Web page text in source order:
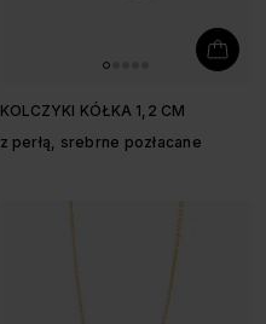
KOLCZYKI KÓŁKA 1,2 CM
z perłą, srebrne pozłacane